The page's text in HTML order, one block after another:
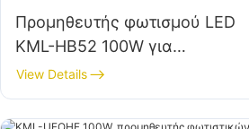
Προμηθευτής φωτισμού LED
KML-HB52 100W για
εσωτερικούς χώρους, όπως
βιομηχανικά εργοστάσια και
αποθήκες.
View Details